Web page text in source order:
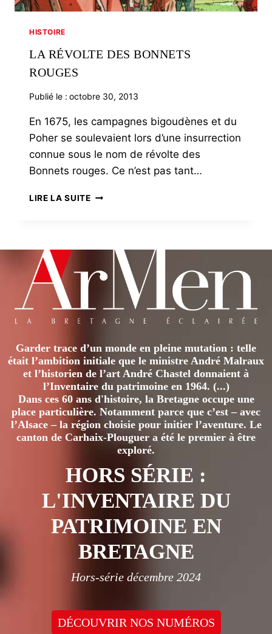
HISTOIRE
LA RÉVOLTE DES BONNETS
ROUGES
Publié le : octobre 30, 2013
En 1675, les campagnes bigoudènes et du
Poher se soulevaient lors d’une insurrection
connue sous le nom de révolte des
Bonnets rouges. Ce n’est pas tant…
LIRE LA SUITELA
Garder trace d’un monde en pleine mutation : telle
était l’ambition initiale que le ministre André Malraux
et l’historien de l’art André Chastel donnaient à
l’Inventaire du patrimoine en 1964. (...)
Dans ces 60 ans d'histoire, la Bretagne occupe une
place particulière. Notamment parce que c’est – avec
l’Alsace – la région choisie pour initier l’aventure. Le
canton de Carhaix-Plouguer a été le premier à être
exploré.
HORS SÉRIE :
L'INVENTAIRE DU
PATRIMOINE EN
BRETAGNE
Hors-série décembre 2024
DÉCOUVRIR NOS NUMÉROS